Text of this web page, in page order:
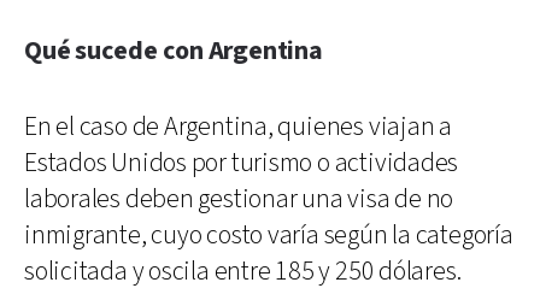
Qué sucede con Argentina
En el caso de Argentina, quienes viajan a
Estados Unidos por turismo o actividades
laborales deben gestionar una visa de no
inmigrante, cuyo costo varía según la categoría
solicitada y oscila entre 185 y 250 dólares.